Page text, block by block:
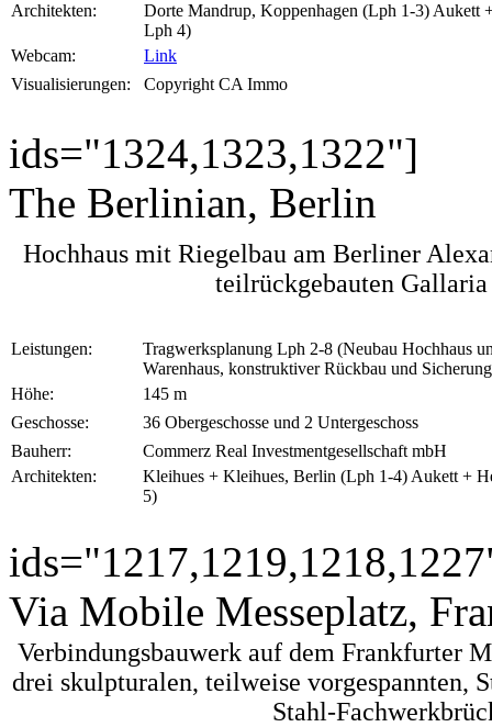
Architekten:
Dorte Mandrup, Koppenhagen (Lph 1-3) Aukett
Lph 4)
Webcam:
Link
Visualisierungen:
Copyright CA Immo
ids="1324,1323,1322"]
The Berlinian, Berlin
Hochhaus mit Riegelbau am Berliner
teilrückgebauten
Leistungen:
Tragwerksplanung Lph 2-8 (Neubau Hochhaus
Warenhaus, konstruktiver Rückbau und
Höhe:
145 m
Geschosse:
36 Obergeschosse und 2 Untergeschoss
Bauherr:
Commerz Real Investmentgesellschaft mbH
Architekten:
Kleihues + Kleihues, Berlin (Lph 1-4) Aukett +
5)
Via Mobile Messeplatz,
Verbindungsbauwerk auf dem Frankfurter
drei skulpturalen, teilweise vorgespannten,
Stahl-